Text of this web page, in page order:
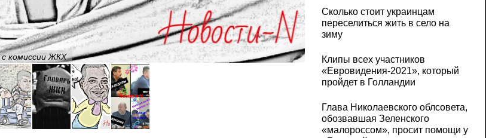
комиссии ЖКХ «Смех и радость мы приносим людям»:
Сколько стоит украинцам
переселиться жить в село на
зиму
Клипы всех участников
«Евровидения-2021», который
пройдет в Голландии
Глава Николаевского облсовета,
обозвавшая Зеленского
«малороссом», просит помощи у